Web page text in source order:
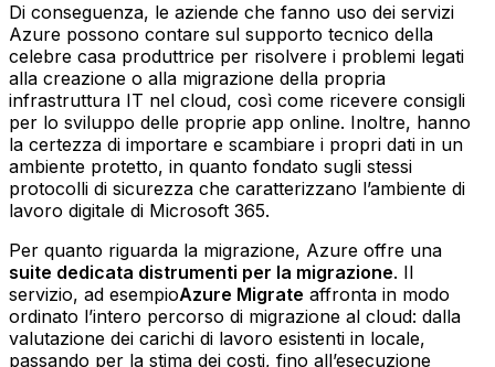
Di conseguenza, le aziende che fanno uso dei servizi
Azure possono contare sul supporto tecnico della
celebre casa produttrice per risolvere i problemi legati
alla creazione o alla migrazione della propria
infrastruttura IT nel cloud, così come ricevere consigli
per lo sviluppo delle proprie app online. Inoltre, hanno
la certezza di importare e scambiare i propri dati in un
ambiente protetto, in quanto fondato sugli stessi
protocolli di sicurezza che caratterizzano l’ambiente di
lavoro digitale di Microsoft 365.
Per quanto riguarda la migrazione, Azure offre una
suite dedicata distrumenti per la migrazione. Il
servizio, ad esempioAzure Migrate affronta in modo
ordinato l’intero percorso di migrazione al cloud: dalla
valutazione dei carichi di lavoro esistenti in locale,
passando per la stima dei costi, fino all’esecuzione